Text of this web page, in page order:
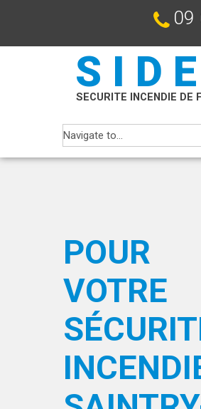
09
SECURITE INCENDIE DE
POUR
VOTRE